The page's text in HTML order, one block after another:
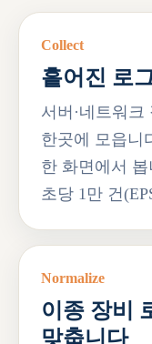
Collect
흩어진 로
서버·네트워크
한곳에 모읍니
한 화면에서
초당 1만 건
Normalize
이종 장비
맞춥니다